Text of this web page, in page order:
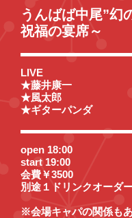
うんばば中尾”幻
祝福の宴席～
LIVE
★藤井康一
★風太郎
★ギターパンダ
open 18:00
start 19:00
会費￥3500
別途１ドリンクオーダー
※会場キャパの関係も